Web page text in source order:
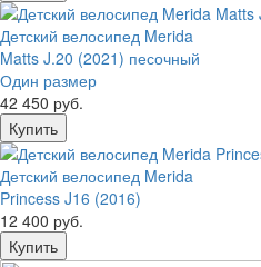
Детский велосипед Merida
Matts J.20 (2021) песочный
Один размер
42 450 руб.
Детский велосипед Merida
Princess J16 (2016)
12 400 руб.